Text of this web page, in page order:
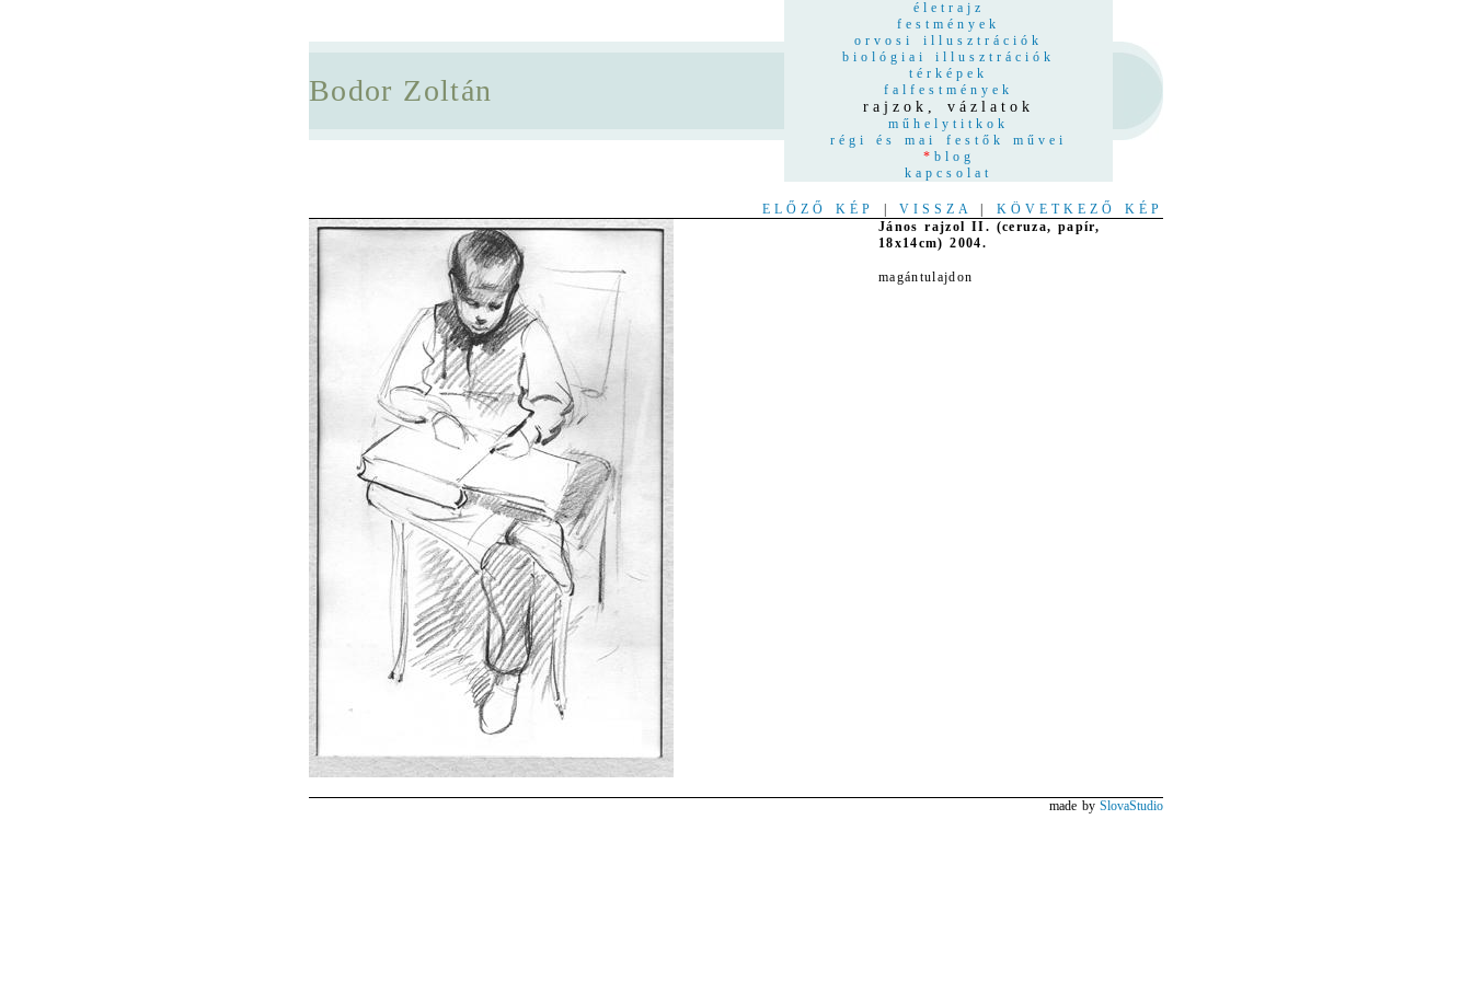
Bodor Zoltán
életrajz
festmények
orvosi illusztrációk
biológiai illusztrációk
térképek
falfestmények
rajzok, vázlatok
műhelytitkok
régi és mai festők művei
* blog
kapcsolat
ELŐZŐ KÉP VISSZA
KÖVETKEZŐ KÉP
János rajzol II. (ceruza, papír,
18x14cm) 2004.
magántulajdon
made by SlovaStudio